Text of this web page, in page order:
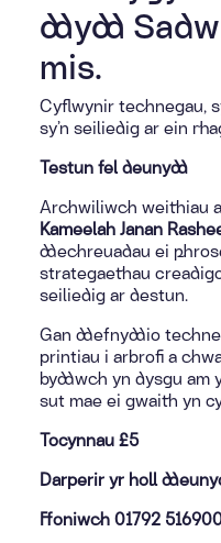
ddydd
mis.
Cyflwynir technegau,
sy’n seiliedig ar ein
Testun fel deunydd
Archwiliwch weithiau
Kameelah Janan
ddechreuadau ei
strategaethau
seiliedig ar destun.
Gan ddefnyddio
printiau i arbrofi a
byddwch yn dysgu
sut mae ei gwaith yn
Tocynnau £5
Darperir yr holl
Ffoniwch 01792